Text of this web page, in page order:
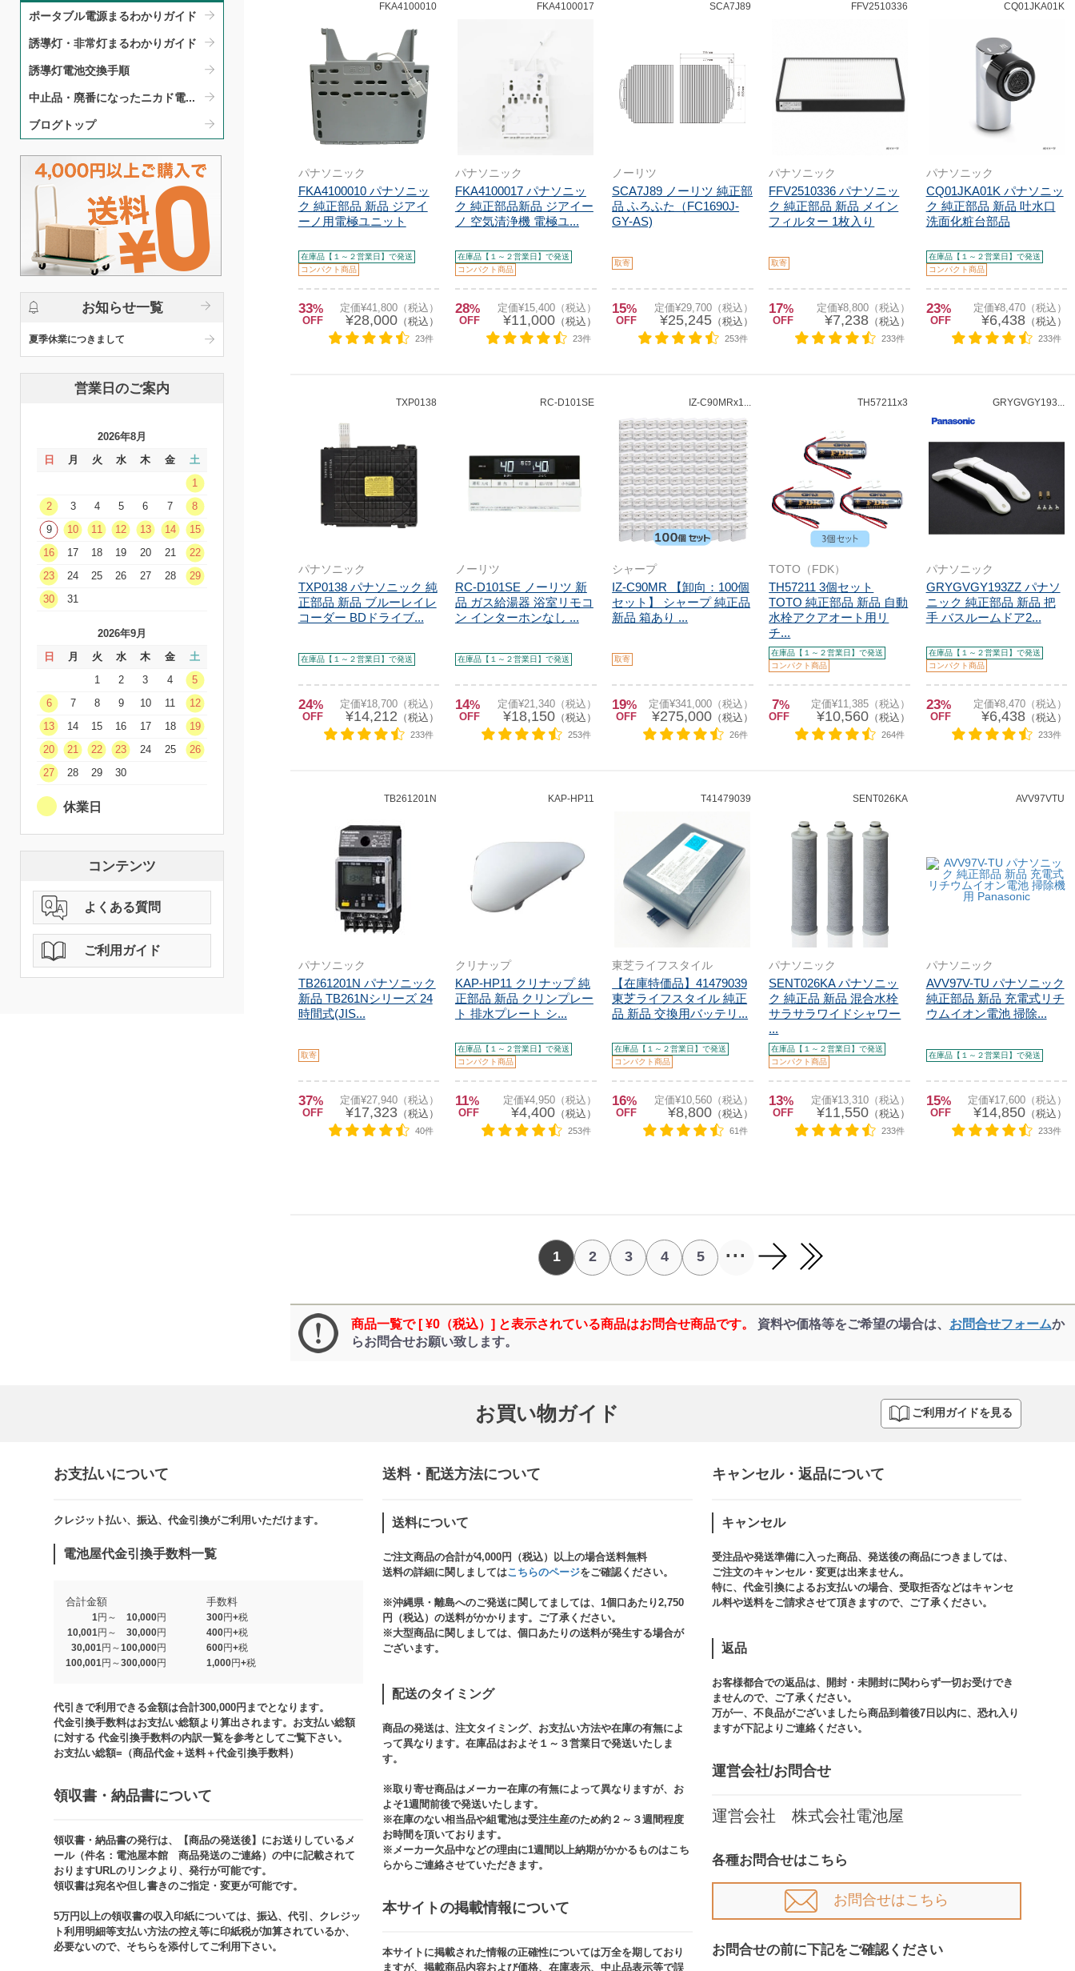
ポータブル電源まるわかりガイド​
誘導灯・非常灯まるわかりガイド​
誘導灯電池交換手順​
中止品・廃番になったニカド電...
ブログトップ
お知らせ一覧
夏季休業につきまして
営業日のご案内
2026年8月
日
月 火 水 木 金
土
1
2
3 4 5 6 7
8
9
10 11 12 13 14
15
16
17 18 19 20 21
22
23
24 25 26 27 28
29
30
31
2026年9月
日
月 火 水 木 金
土
1
2 3 4
5
6
7 8 9 10 11
12
13
14 15 16 17 18
19
20
21 22 23 24 25
26
27
28 29 30
休業日
コンテンツ
よくある質問
ご利用ガイド
FKA4100010
パナソニック
FKA4100010 パナソニッ
ク 純正部品 新品 ジアイ
ーノ用電極ユニット
在庫品【１～２営業日】で発送
コンパクト商品
33%
OFF
定価¥41,800（税込）
¥28,000 （税込）
23件
FKA4100017
パナソニック
FKA4100017 パナソニッ
ク 純正部品新品 ジアイー
ノ 空気清浄機 電極ユ...
在庫品【１～２営業日】で発送
コンパクト商品
28%
OFF
定価¥15,400（税込）
¥11,000（税込）
23件
SCA7J89
ノーリツ
SCA7J89 ノーリツ 純正部
品 ふろふた（FC1690J-
GY-AS)
取寄
15%
OFF
定価¥29,700（税込）
¥25,245（税込）
253件
FFV2510336
パナソニック
FFV2510336 パナソニッ
ク 純正部品 新品 メイン
フィルター 1枚入り
取寄
17%
OFF
定価¥8,800（税込）
¥7,238（税込）
233件
CQ01JKA01K
パナソニック
CQ01JKA01K パナソニッ
ク 純正部品 新品 吐水口
洗面化粧台部品
在庫品【１～２営業日】で発送
コンパクト商品
23%
OFF
定価¥8,470（税込）
¥6,438 （税込）
233件
TXP0138
パナソニック
TXP0138 パナソニック 純
正部品 新品 ブルーレイレ
コーダー BDドライブ...
在庫品【１～２営業日】で発送
24%
OFF
定価¥18,700（税込）
¥14,212 （税込）
233件
RC-D101SE
ノーリツ
RC-D101SE ノーリツ 新
品 ガス給湯器 浴室リモコ
ン インターホンなし ...
在庫品【１～２営業日】で発送
14%
OFF
定価¥21,340（税込）
¥18,150（税込）
253件
IZ-C90MRx1...
シャープ
IZ-C90MR 【卸向：100個
セット】 シャープ 純正品
新品 箱あり ...
取寄
19%
OFF
定価¥341,000（税込）
¥275,000（税込）
26件
TH57211x3
TOTO（FDK）
TH57211 3個セット
TOTO 純正部品 新品 自動
水栓アクアオート用リ
チ...
在庫品【１～２営業日】で発送
コンパクト商品
7%
OFF
定価¥11,385（税込）
¥10,560（税込）
264件
GRYGVGY193...
パナソニック
GRYGVGY193ZZ パナソ
ニック 純正部品 新品 把
手 バスルームドア2...
在庫品【１～２営業日】で発送
コンパクト商品
23%
OFF
定価¥8,470（税込）
¥6,438 （税込）
233件
TB261201N
パナソニック
TB261201N パナソニック
新品 TB261Nシリーズ 24
時間式(JIS...
取寄
37%
OFF
定価¥27,940（税込）
¥17,323 （税込）
40件
KAP-HP11
クリナップ
KAP-HP11 クリナップ 純
正部品 新品 クリンプレー
ト 排水プレート シ...
在庫品【１～２営業日】で発送
コンパクト商品
11%
OFF
定価¥4,950（税込）
¥4,400（税込）
253件
T41479039
東芝ライフスタイル
【在庫特価品】41479039
東芝ライフスタイル 純正
品 新品 交換用バッテリ...
在庫品【１～２営業日】で発送
コンパクト商品
16%
OFF
定価¥10,560（税込）
¥8,800（税込）
61件
SENT026KA
パナソニック
SENT026KA パナソニッ
ク 純正品 新品 混合水栓
サラサラワイドシャワー
...
在庫品【１～２営業日】で発送
コンパクト商品
13%
OFF
定価¥13,310（税込）
¥11,550（税込）
233件
AVV97VTU
パナソニック
AVV97V-TU パナソニック
純正部品 新品 充電式リチ
ウムイオン電池 掃除...
在庫品【１～２営業日】で発送
15%
OFF
定価¥17,600（税込）
¥14,850 （税込）
233件
1 2 3 4 5 ...
商品一覧で [ ¥0（税込）] と表示されている商品はお問合せ商品です。 資料や価格等をご希望の場合は、 お問合せフォームか
らお問合せお願い致します。
お買い物ガイド ご利用ガイドを見る
お支払いについて
クレジット払い、振込、代金引換がご利用いただけます。​​
電池屋代金引換手数料一覧
合計金額 手数料
1円～ 10,000円
300円+税
10,001円～ 30,000円
400円+税
30,001円～100,000円
600円+税
100,001円～300,000円
1,000円+税​
代引きで利用できる金額は合計300,000円までとなります。
代金引換手数料はお支払い総額より算出されます。お支払い総額
に対する 代金引換手数料の内訳一覧を参考としてご覧下さい。​
お支払い総額=（商品代金＋送料＋代金引換手数料）​
領収書・納品書について​
領収書・納品書の発行は、【商品の発送後】にお送りしているメ
ール（件名：電池屋本館 商品発送のご連絡）の中に記載されて
おりますURLのリンクより、発行が可能です。
領収書は宛名や但し書きのご指定・変更が可能です。​​
5万円以上の領収書の収入印紙については、振込、代引、クレジッ
ト利用明細等支払い方法の控え等に印紙税が加算されているか、
必要ないので、そちらを添付してご利用下さい。
送料・配送方法について​
送料について
ご注文商品の合計が4,000円（税込）以上の場合送料無料
送料の詳細に関しましてはこちらのページをご確認ください。​
※沖縄県・離島へのご発送に関してましては、1個口あたり2,750
円（税込）の送料がかかります。ご了承ください。
※大型商品に関しましては、個口あたりの送料が発生する場合が
ございます。​
配送のタイミング
商品の発送は、注文タイミング、お支払い方法や在庫の有無によ
って異なります。在庫品はおよそ１～３営業日で発送いたしま
す。​
※取り寄せ商品はメーカー在庫の有無によって異なりますが、お
よそ1週間前後で発送いたします。
※在庫のない相当品や組電池は受注生産のため約２～３週間程度
お時間を頂いております。​
※メーカー欠品中などの理由に1週間以上納期がかかるものはこち
らからご連絡させていただきます。
本サイトの掲載情報について​
本サイトに掲載された情報の正確性については万全を期しており
ますが、掲載商品内容および価格、在庫表示、中止品表示等で誤
キャンセル・返品について​
キャンセル
受注品や発送準備に入った商品、発送後の商品につきましては、
ご注文のキャンセル・変更は出来ません。​
特に、代金引換によるお支払いの場合、受取拒否などはキャンセ
ル料や送料をご請求させて頂きますので、ご了承ください。​
返品
お客様都合での返品は、開封・未開封に関わらず一切お受けでき
ませんので、ご了承ください。​​
万が一、不良品がございましたら商品到着後7日以内に、恐れ入り
ますが下記よりご連絡ください。
運営会社/お問合せ​
運営会社 株式会社電池屋
各種お問合せはこちら
お問合せはこちら
お問合せの前に下記をご確認ください​